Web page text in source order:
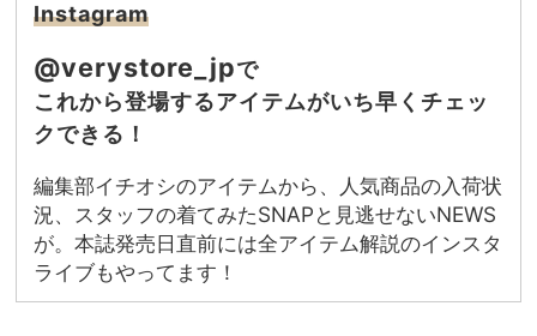
Instagram
@verystore_jpで
これから登場するアイテムがいち早くチェッ
クできる！
編集部イチオシのアイテムから、人気商品の入荷状
況、スタッフの着てみたSNAPと見逃せないNEWS
が。本誌発売日直前には全アイテム解説のインスタ
ライブもやってます！